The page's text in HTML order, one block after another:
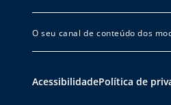
O seu canal de conteúdo dos
AcessibilidadePolítica de